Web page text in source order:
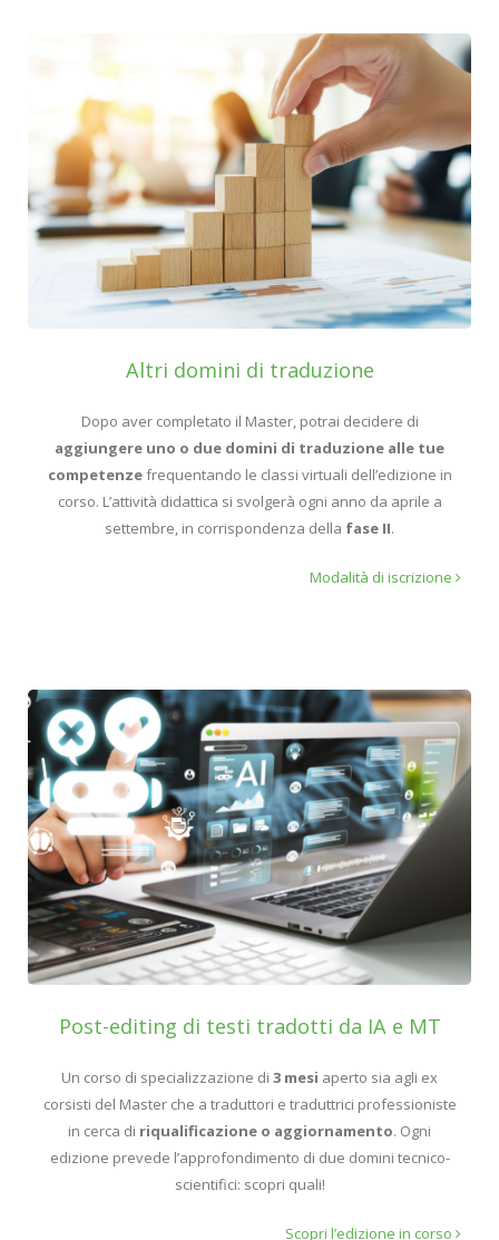
Altri domini di traduzione
Dopo aver completato il Master, potrai decidere di
aggiungere uno o due domini di traduzione alle tue
competenzefrequentando le classi virtuali dell’edizione in
corso. L’attività didattica si svolgerà ogni anno da aprile a
settembre, in corrispondenza della fase II.
Modalità di iscrizione
Post-editing di testi tradotti da IA e MT
Un corso di specializzazione di 3 mesi aperto sia agli ex
corsisti del Master che a traduttori e traduttrici professioniste
in cerca di riqualificazione o aggiornamento. Ogni
edizione prevede l’approfondimento di due domini tecnico-
scientifici: scopri quali!
Scopri l’edizione in corso